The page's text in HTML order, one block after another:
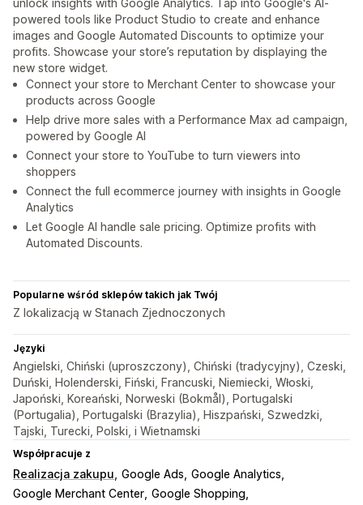
unlock insights with Google Analytics. Tap into Google's AI-
powered tools like Product Studio to create and enhance
images and Google Automated Discounts to optimize your
profits. Showcase your store’s reputation by displaying the
new store widget.
Connect your store to Merchant Center to showcase your
products across Google
Help drive more sales with a Performance Max ad campaign,
powered by Google AI
Connect your store to YouTube to turn viewers into
shoppers
Connect the full ecommerce journey with insights in Google
Analytics
Let Google AI handle sale pricing. Optimize profits with
Automated Discounts.
Popularne wśród sklepów takich jak Twój
Z lokalizacją w Stanach Zjednoczonych
Języki
Angielski, Chiński (uproszczony), Chiński (tradycyjny), Czeski,
Duński, Holenderski, Fiński, Francuski, Niemiecki, Włoski,
Japoński, Koreański, Norweski (Bokmål), Portugalski
(Portugalia), Portugalski (Brazylia), Hiszpański, Szwedzki,
Tajski, Turecki, Polski, i Wietnamski
Współpracuje z
Realizacja zakupu Google Ads Google Analytics
Google Merchant Center Google Shopping